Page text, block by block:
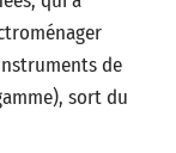
de
sort du